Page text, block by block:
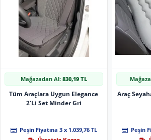
Mağazadan Al: 830,19 TL
Tüm Araçlara Uygun Elegance
2'Li Set Minder Gri
Peşin Fiyatına 3 x 1.039,76 TL
Araç
Peşin